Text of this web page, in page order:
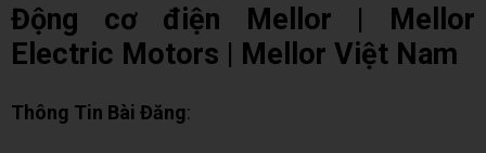
Động cơ điện Mellor | Mellor
Electric Motors | Mellor Việt Nam
Thông Tin Bài Đăng: